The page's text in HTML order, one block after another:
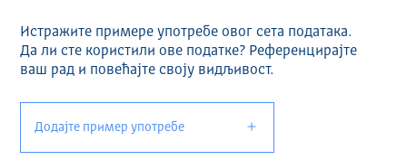
Истражите примере употребе овог сета података.
Да ли сте користили ове податке? Референцирајте
ваш рад и повећајте своју видљивост.
Додајте пример употребе